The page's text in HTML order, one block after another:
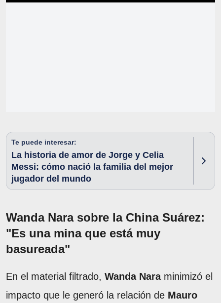
Te puede interesar:
La historia de amor de Jorge y Celia
Messi: cómo nació la familia del mejor
jugador del mundo
Wanda Nara sobre la China Suárez:
"Es una mina que está muy
basureada"
En el material filtrado, Wanda Naraminimizó el
impacto que le generó la relación de Mauro